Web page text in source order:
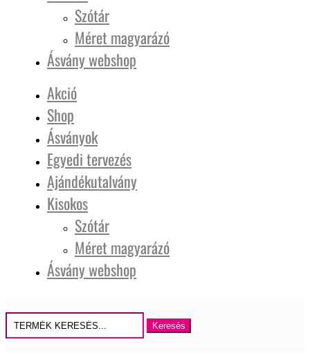
Szótár
Méret magyarázó
Ásvány webshop
Akció
Shop
Ásványok
Egyedi tervezés
Ajándékutalvány
Kisokos
Szótár
Méret magyarázó
Ásvány webshop
Keresés
erre: